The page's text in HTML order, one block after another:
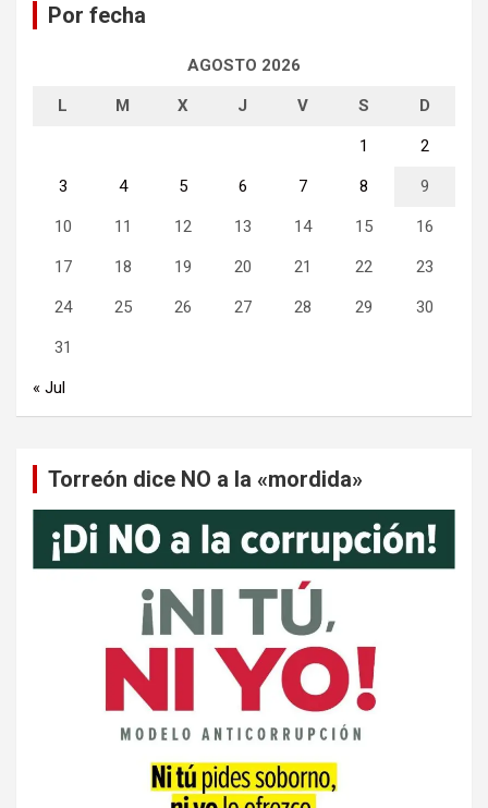
Por fecha
AGOSTO 2026
L M X J V S D
1 2
3 4 5 6 7 8 9
10 11 12 13 14 15 16
17 18 19 20 21 22 23
24 25 26 27 28 29 30
31
« Jul
Torreón dice NO a la «mordida»